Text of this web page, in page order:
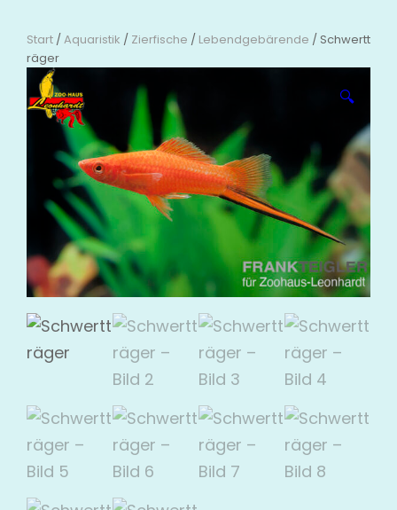
Start /Aquaristik / Zierfische / Lebendgebärende / Schwertt
räger
🔍